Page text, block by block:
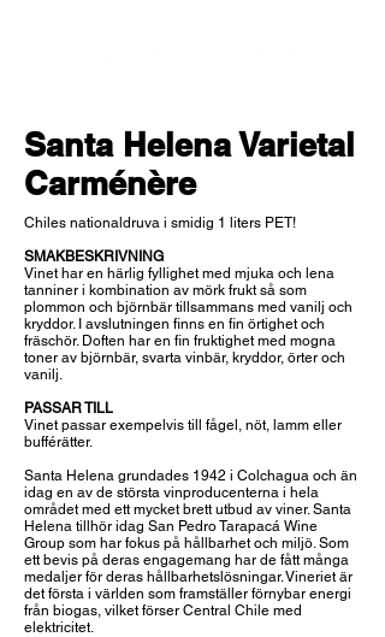
Santa Helena Varietal
Carménère
Chiles nationaldruva i smidig 1 liters PET!
SMAKBESKRIVNING
Vinet har en härlig fyllighet med mjuka och lena
tanniner i kombination av mörk frukt så som
plommon och björnbär tillsammans med vanilj och
kryddor. I avslutningen finns en fin örtighet och
fräschör. Doften har en fin fruktighet med mogna
toner av björnbär, svarta vinbär, kryddor, örter och
vanilj.
PASSAR TILL
Vinet passar exempelvis till fågel, nöt, lamm eller
bufférätter.
Santa Helena grundades 1942 i Colchagua och än
idag en av de största vinproducenterna i hela
området med ett mycket brett utbud av viner. Santa
Helena tillhör idag San Pedro Tarapacá Wine
Group som har fokus på hållbarhet och miljö. Som
ett bevis på deras engagemang har de fått många
medaljer för deras hållbarhetslösningar. Vineriet är
det första i världen som framställer förnybar energi
från biogas, vilket förser Central Chile med
elektricitet.